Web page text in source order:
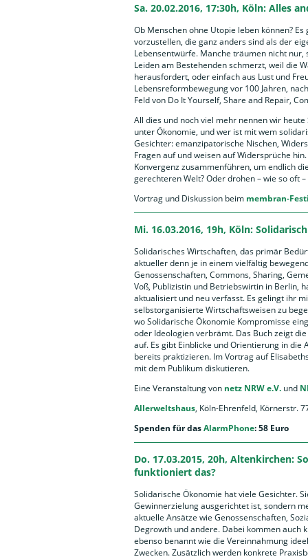
Sa. 20.02.2016, 17:30h, Köln: Alles
Ob Menschen ohne Utopie leben können?
vorzustellen, die ganz anders sind als der
Lebensentwürfe. Manche träumen nicht
Leiden am Bestehenden schmerzt, weil die
herausfordert, oder einfach aus Lust und
Lebensreformbewegung vor 100 Jahren,
Feld von Do It Yourself, Share and Repair,
All dies und noch viel mehr nennen wir
unter Ökonomie, und wer ist mit wem
Gesichter: emanzipatorische Nischen,
Fragen auf und weisen auf Widersprüche
Konvergenz zusammenführen, um endlich
gerechteren Welt? Oder drohen – wie so oft
Vortrag und Diskussion beim membran-
Mi. 16.03.2016, 19h, Köln:
Solidarisches Wirtschaften, das primär
aktueller denn je in einem vielfältig
Genossenschaften, Commons, Sharing,
Voß, Publizistin und Betriebswirtin in Berlin,
aktualisiert und neu verfasst. Es gelingt ihr
selbstorganisierte Wirtschaftsweisen zu
wo Solidarische Ökonomie Kompromisse
oder Ideologien verbrämt. Das Buch zeigt
auf. Es gibt Einblicke und Orientierung in
bereits praktizieren. Im Vortrag auf
mit dem Publikum diskutieren.
Eine Veranstaltung von netz NRW e.V. und
Allerweltshaus, Köln-Ehrenfeld, Körnerstr.
Spenden für dasAlarmPhone: 58 Euro
Do. 17.03.2015, 20h, Altenkirchen:
funktioniert das?
Solidarische Ökonomie hat viele Gesichter.
Gewinnerzielung ausgerichtet ist, sondern
aktuelle Ansätze wie Genossenschaften,
Degrowth und andere. Dabei kommen auch
ebenso benannt wie die Vereinnahmung
Zwecken. Zusätzlich werden konkrete